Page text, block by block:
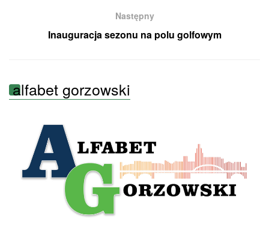
Następny
Inauguracja sezonu na polu golfowym
alfabet gorzowski